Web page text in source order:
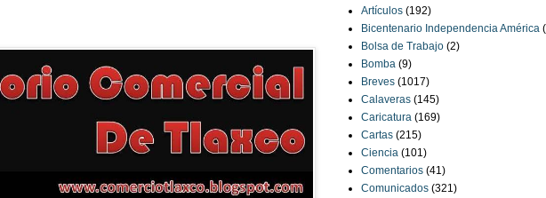
Artículos (192)
Bicentenario Independencia América
Bolsa de Trabajo (2)
Bomba (9)
Breves (1017)
Calaveras (145)
Caricatura (169)
Cartas (215)
Ciencia (101)
Comentarios (41)
Comunicados (321)